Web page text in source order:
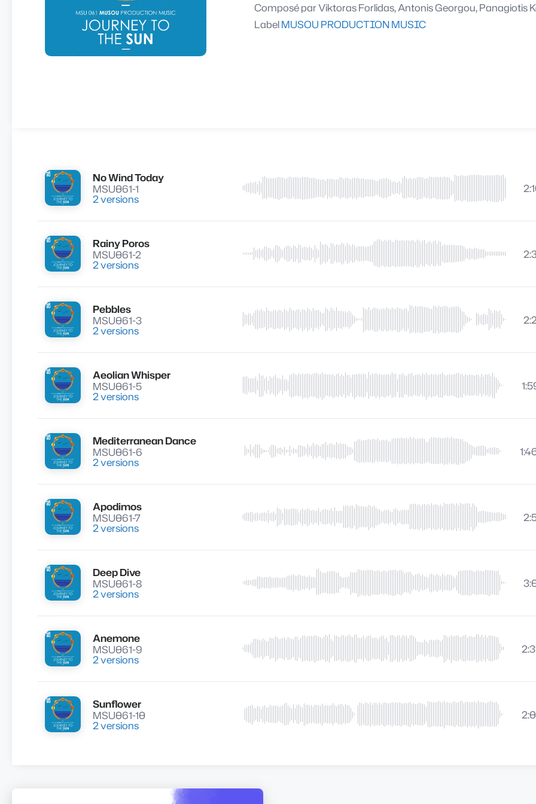
Composé parViktoras Forlidas, Antonis Georgou, Panagiotis
LabelMUSOU PRODUCTION MUSIC
Lire
No Wind Today
MSU061-1
2 versions
Lire
Rainy Poros
MSU061-2
2 versions
Lire
Pebbles
MSU061-3
2 versions
Lire
Aeolian Whisper
MSU061-5
2 versions
Lire
Mediterranean Dance
MSU061-6
2 versions
Lire
Apodimos
MSU061-7
2 versions
Lire
Deep Dive
MSU061-8
2 versions
Lire
Anemone
MSU061-9
2 versions
Lire
Sunflower
MSU061-10
2 versions